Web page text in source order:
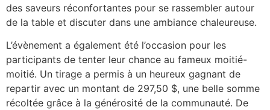
des saveurs réconfortantes pour se rassembler autour
de la table et discuter dans une ambiance chaleureuse.
L’évènement a également été l’occasion pour les
participants de tenter leur chance au fameux moitié-
moitié. Un tirage a permis à un heureux gagnant de
repartir avec un montant de 297,50 $, une belle somme
récoltée grâce à la générosité de la communauté. De